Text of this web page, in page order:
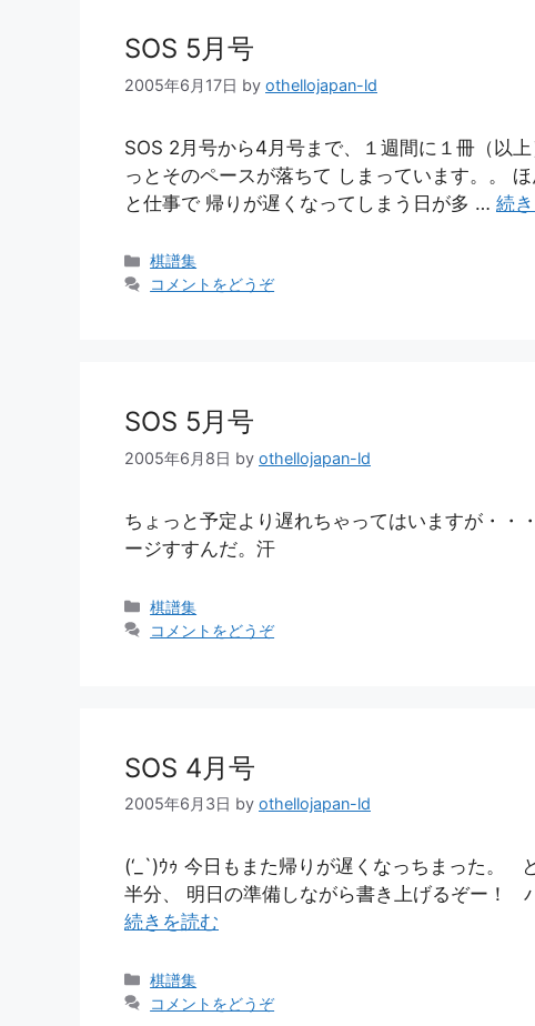
SOS 5月号
2005年6月17日 by othellojapan-ld
SOS 2月号から4月号まで、１週間に１冊（以
っとそのペースが落ちて しまっています。。
と仕事で 帰りが遅くなってしまう日が多 … 続
カ
テ
棋譜集
コメントをどうぞ
SOS 5月号
2005年6月8日 by othellojapan-ld
ちょっと予定より遅れちゃってはいますが・
ージすすんだ。汗
カ
テ
棋譜集
コメントをどうぞ
SOS 4月号
2005年6月3日 by othellojapan-ld
(‘_`)ｳｩ 今日もまた帰りが遅くなっちまった。
半分、 明日の準備しながら書き上げるぞー！
続きを読む
カ
テ
棋譜集
コメントをどうぞ